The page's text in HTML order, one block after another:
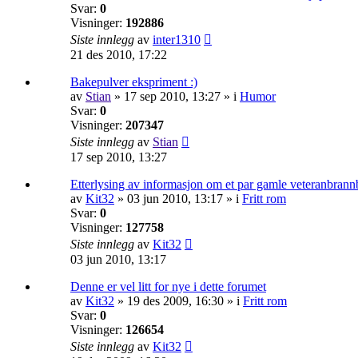
Svar: 0
Visninger: 192886
Siste innlegg av inter1310
21 des 2010, 17:22
Bakepulver ekspriment :)
av Stian » 17 sep 2010, 13:27 » i Humor
Svar: 0
Visninger: 207347
Siste innlegg av Stian
17 sep 2010, 13:27
Etterlysing av informasjon om et par gamle
av Kit32 » 03 jun 2010, 13:17 » i Fritt rom
Svar: 0
Visninger: 127758
Siste innlegg av Kit32
03 jun 2010, 13:17
Denne er vel litt for nye i dette forumet
av Kit32 » 19 des 2009, 16:30 » i Fritt rom
Svar: 0
Visninger: 126654
Siste innlegg av Kit32